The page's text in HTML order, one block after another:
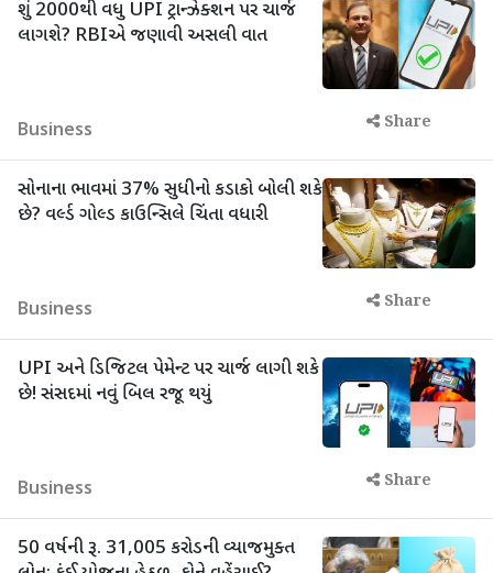
શું 2000થી વધુ UPI ટ્રાન્ઝેક્શન પર ચાર્જ
લાગશે? RBIએ જણાવી અસલી વાત
Business Share
સોનાના ભાવમાં 37% સુધીનો કડાકો બોલી શકે
છે? વર્લ્ડ ગોલ્ડ કાઉન્સિલે ચિંતા વધારી
Business Share
UPI અને ડિજિટલ પેમેન્ટ પર ચાર્જ લાગી શકે
છે! સંસદમાં નવું બિલ રજૂ થયું
Business Share
50 વર્ષની રૂ. 31,005 કરોડની વ્યાજમુક્ત